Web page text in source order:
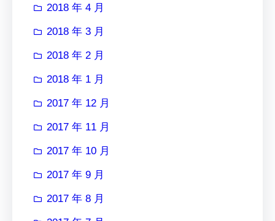
2018 年 4 月
2018 年 3 月
2018 年 2 月
2018 年 1 月
2017 年 12 月
2017 年 11 月
2017 年 10 月
2017 年 9 月
2017 年 8 月